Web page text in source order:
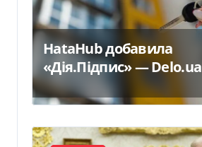
HataHub добавила
«Дія.Підпис» — Delo.ua